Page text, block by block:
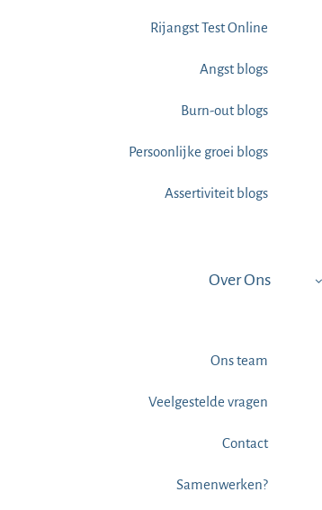
Rijangst Test Online
Angst blogs
Burn-out blogs
Persoonlijke groei blogs
Assertiviteit blogs
Over Ons
Ons team
Veelgestelde vragen
Contact
Samenwerken?